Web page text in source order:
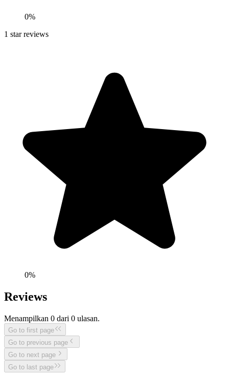
0%
1 star reviews
0%
Reviews
Menampilkan 0 dari 0 ulasan.
Go to first page
Go to previous page
Go to next page
Go to last page